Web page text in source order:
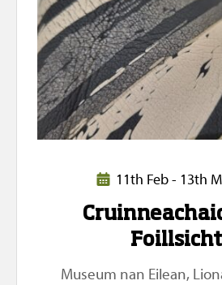
11th Feb - 13th
Museum nan Eilean,